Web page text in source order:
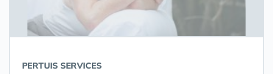
PERTUIS SERVICES